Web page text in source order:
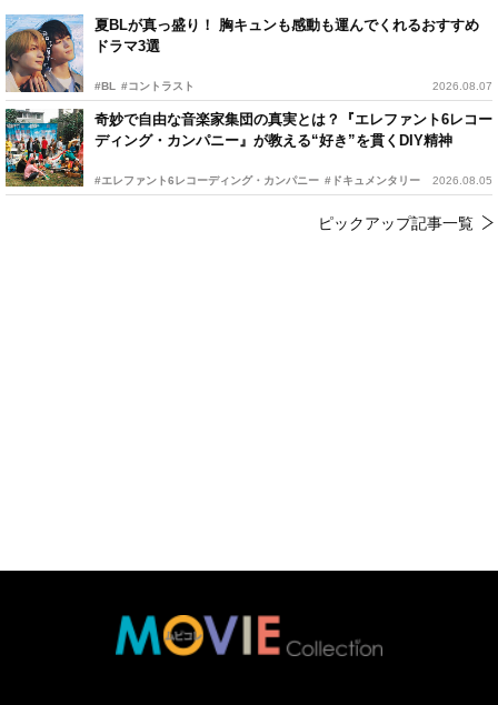
夏BLが真っ盛り！ 胸キュンも感動も運んでくれるおすすめ
ドラマ3選
#BL #コントラスト 2026.08.07
奇妙で自由な音楽家集団の真実とは？『エレファント6レコー
ディング・カンパニー』が教える“好き”を貫くDIY精神
#エレファント6レコーディング・カンパニー #ドキュメンタリー 2026.08.05
ピックアップ記事一覧